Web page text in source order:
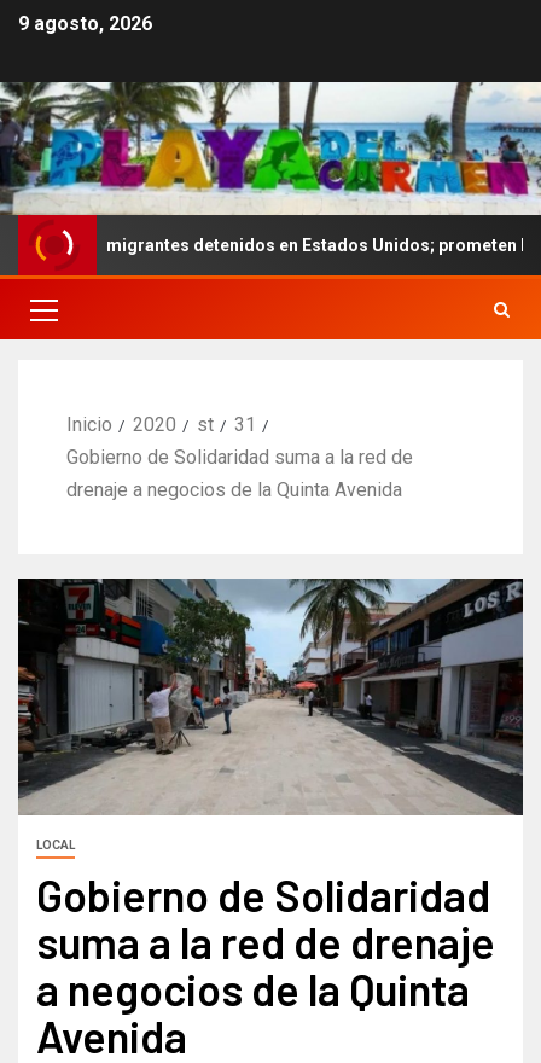
9 agosto, 2026
migrantes detenidos en Estados Unidos; prometen liberarlos
Inicio 2020 st
31
Gobierno de Solidaridad suma a la red de
drenaje a negocios de la Quinta Avenida
LOCAL
Gobierno de Solidaridad
suma a la red de drenaje
a negocios de la Quinta
Avenida